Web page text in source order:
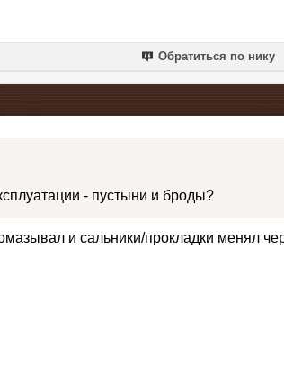
Обратиться по нику
- пустыни и броды?
и сальники/прокладки менял